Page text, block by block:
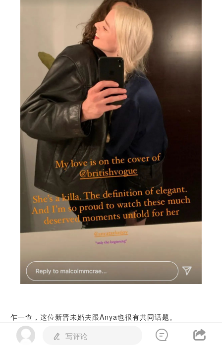
乍一查，这位新晋未婚夫跟Anya也很有共同话题。
他叫Malcolm McRae，是一位28岁的音乐家和演员。
 写评论  